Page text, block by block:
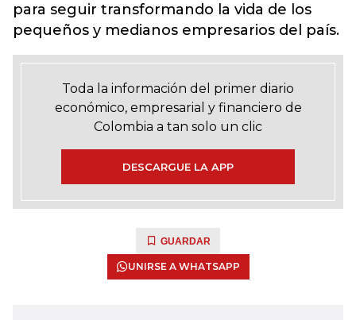
para seguir transformando la vida de los
pequeños y medianos empresarios del país.
Toda la información del primer diario
económico, empresarial y financiero de
Colombia a tan solo un clic
DESCARGUE LA APP
GUARDAR
UNIRSE A WHATSAPP